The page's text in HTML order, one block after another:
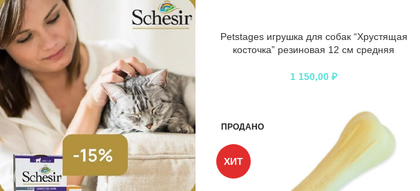
Petstages игрушка для собак “Хрустящая
косточка” резиновая 12 см средняя
1 150,00₽
ПРОДАНО
ХИТ